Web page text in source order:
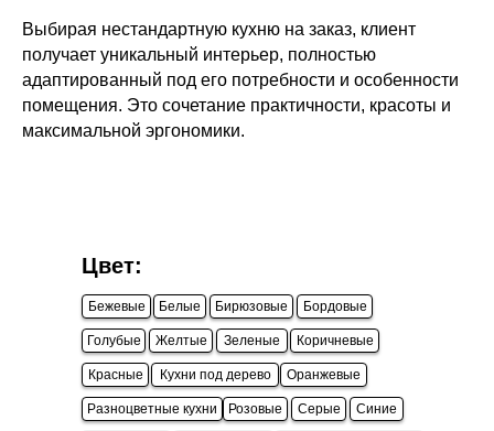
Выбирая нестандартную кухню на заказ, клиент
получает уникальный интерьер, полностью
адаптированный под его потребности и особенности
помещения. Это сочетание практичности, красоты и
максимальной эргономики.
Бежевые Белые Бирюзовые Бордовые
Голубые Желтые Зеленые Коричневые
Красные Кухни под дерево Оранжевые
Разноцветные кухни Розовые Серые Синие
Цвет: